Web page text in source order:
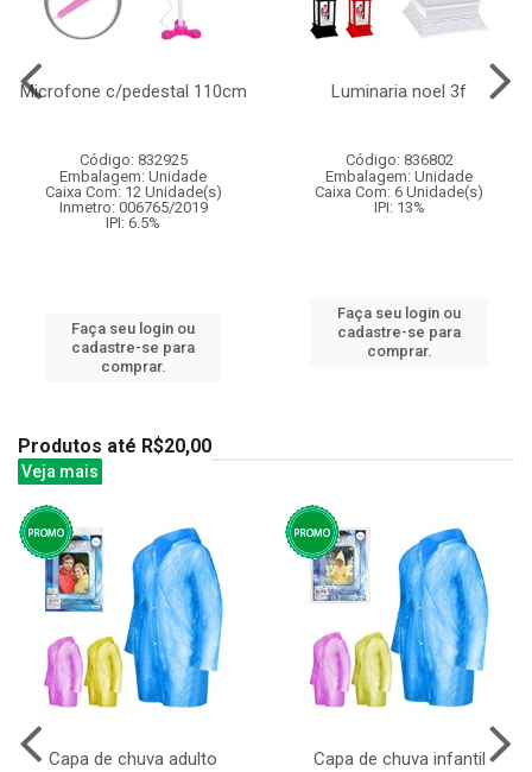
Microfone c/pedestal 110cm
Código: 832925
Embalagem: Unidade
Caixa Com: 12 Unidade(s)
Inmetro: 006765/2019
IPI: 6.5%
Faça seu login ou
cadastre-se para
comprar.
Luminaria noel 3f
Código: 836802
Embalagem: Unidade
Caixa Com: 6 Unidade(s)
IPI: 13%
Faça seu login ou
cadastre-se para
comprar.
Produtos até R$20,00
Veja mais
Capa de chuva adulto Capa de chuva infantil